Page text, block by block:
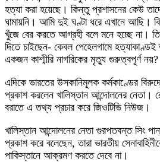
হত্যা করা হয়েছে। কিন্তু প্রশাসনের কেউ
ঘামায়নি। আমি দুই ঘণ্টা ধরে এখানে আছি।
খুঁজে বের করতে আগ্রহী বলে মনে হচ্ছে না।
দিতে চাইছেন- কেবল পেহেলগামে
একজন কাশ্মীরি নাগরিকের মৃত্যু গুরুত্বপূর্ণ নয়?
এদিকে ভারতের উসকানিমূলক কর্মকাণ্ডের
প্রকাশ করলেন খালিস্তান আন্দোলনের
বরাতে এ তথ্য প্রচার করে জিওটিভি নিউজ।
খালিস্তান আন্দোলনের নেতা গুরপতবন্ত সিং
প্রকাশ করে বলেছেন, তারা ভারতীয়
পাকিস্তানে আক্রমণ করতে দেবে না।